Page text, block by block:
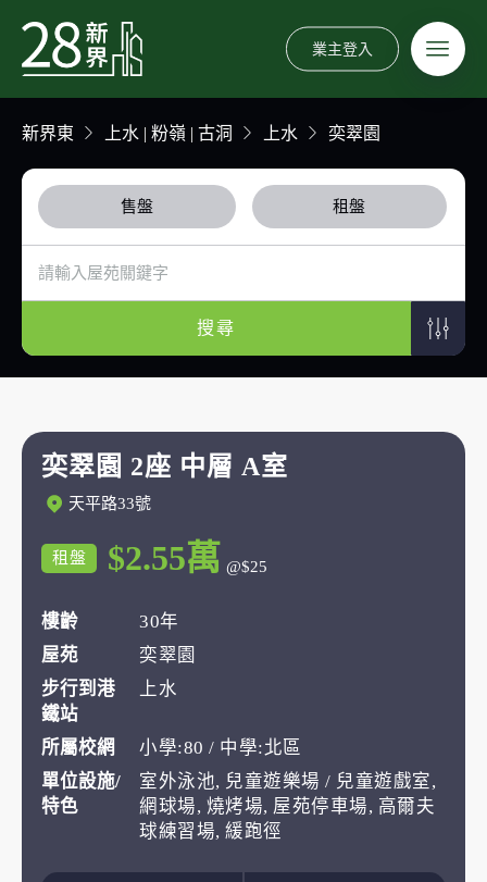
業主登入
新界東 上水 | 粉嶺 | 古洞 上水 奕翠園
售盤 租盤
搜尋
奕翠園 2座 中層 A室
天平路33號
租盤 $2.55萬 @$25
樓齡
30年
屋苑
奕翠園
步行到港
鐵站
上水
所屬校網
小學:80 / 中學:北區
單位設施/
特色
室外泳池, 兒童遊樂場 / 兒童遊戲室,
網球場, 燒烤場, 屋苑停車場, 高爾夫
球練習場, 緩跑徑